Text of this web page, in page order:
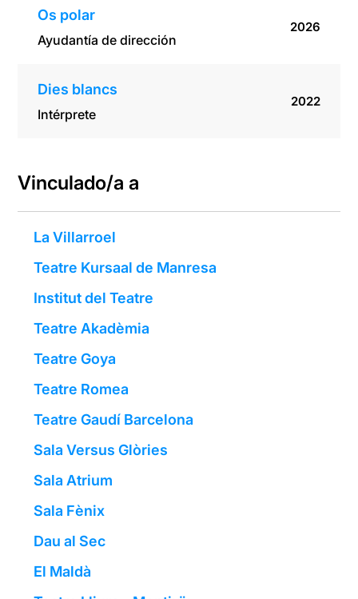
Os polar
Ayudantía de dirección
2026
Dies blancs
Intérprete
2022
Vinculado/a a
La Villarroel
Teatre Kursaal de Manresa
Institut del Teatre
Teatre Akadèmia
Teatre Goya
Teatre Romea
Teatre Gaudí Barcelona
Sala Versus Glòries
Sala Atrium
Sala Fènix
Dau al Sec
El Maldà